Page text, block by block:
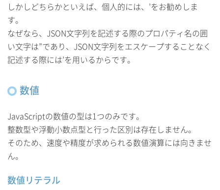
しかしどちらかといえば、個人的には、’をお勧めしま
す。
なぜなら、JSON文字列を記述する際のプロパティ名の囲
い文字は”であり、JSON文字列をエスケープすることなく
記述する際には’を用いるからです。
数値
JavaScriptの数値の型は1つのみです。
整数型や浮動小数点型と行った区別は存在しません。
そのため、速度や精度が求められる数値演算には向きませ
ん。
数値リテラル